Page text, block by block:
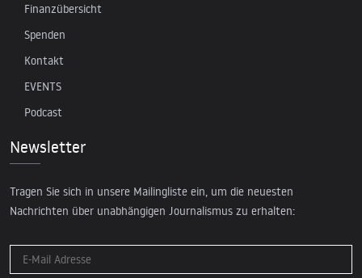
Finanzübersicht
Spenden
Kontakt
EVENTS
Podcast
Newsletter
Tragen Sie sich in unsere Mailingliste ein, um die neuesten
Nachrichten über unabhängigen Journalismus zu erhalten: